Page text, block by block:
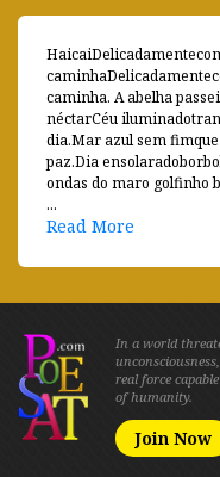
caminha. A abelha
néctarCéu
dia.Mar azul sem
paz.Dia
ondas do maro golfinho
...
Read More
In a world
real force
of humanity.
Join Now